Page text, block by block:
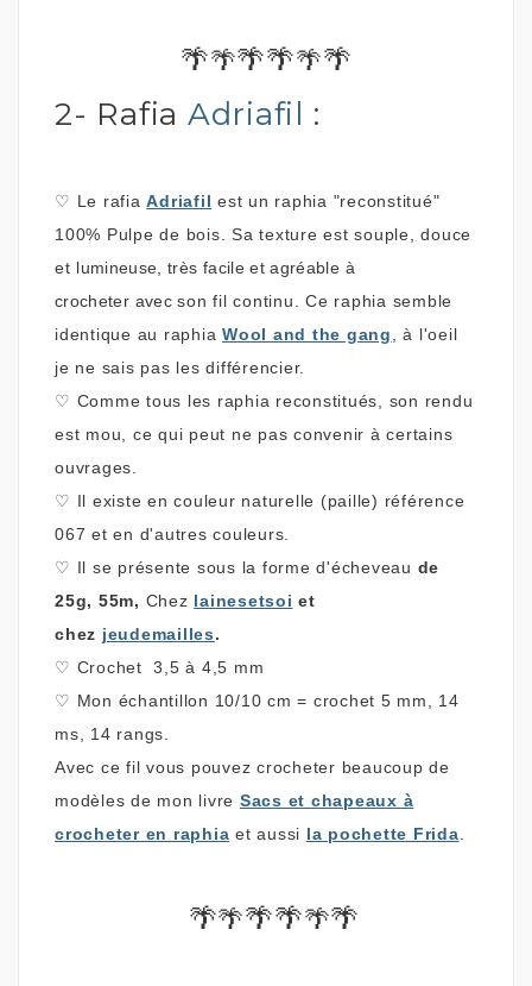
🌴🌴🌴🌴🌴🌴
2- Rafia Adriafil :
♡ Le rafiaAdriafil est un raphia "reconstitué"
100% Pulpe de bois. Sa texture est souple, douce
et lumineuse, très facile et agréable à
crocheter avecson fil continu. Ce raphia semble
identique au raphia Wool and the gang, à l'oeil
je ne sais pas les différencier.
♡ Comme tous les raphia reconstitués, son rendu
est mou, ce qui peut ne pas convenir à certains
ouvrages.
♡ Il existe en couleur naturelle (paille) référence
067 et en d'autres couleurs.
♡ Il se présente sous la forme d'écheveau de
25g, 55m, Chez lainesetsoi et
chez jeudemailles.
♡ Crochet 3,5 à 4,5 mm
♡ Mon échantillon 10/10 cm = crochet 5 mm, 14
ms, 14 rangs.
Avec ce fil vous pouvez crocheter beaucoup de
modèles de mon livre Sacs et chapeaux à
crocheter en raphia et aussi la pochette Frida.
🌴🌴🌴🌴🌴🌴